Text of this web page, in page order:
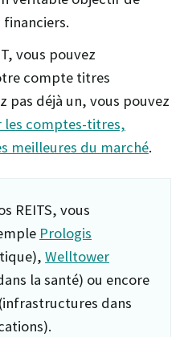
vous pouvez
compte titres
pas déjà un, vous pouvez
les comptes-titres,
meilleures du marché.
REITS, vous
Prologis
Welltower
la santé) ou encore
(infrastructures dans